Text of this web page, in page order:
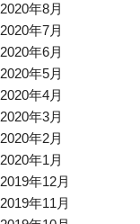
2020年8月
2020年7月
2020年6月
2020年5月
2020年4月
2020年3月
2020年2月
2020年1月
2019年12月
2019年11月